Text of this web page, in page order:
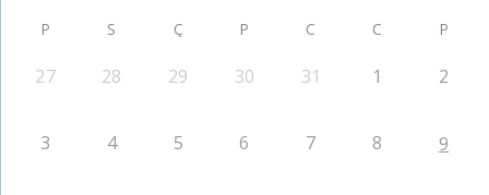
P S Ç P C C P
27 28 29 30 31 1 2
3 4 5 6 7 8 9